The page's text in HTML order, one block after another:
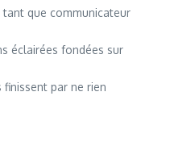
tant que communicateur
éclairées fondées sur
par ne rien